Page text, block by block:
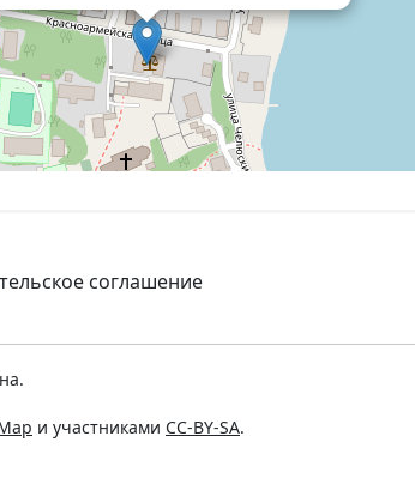
соглашение
и участниками CC-BY-SA.